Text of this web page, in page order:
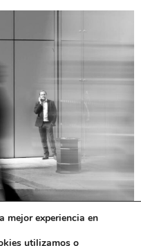
mejor experiencia en
utilizamos o